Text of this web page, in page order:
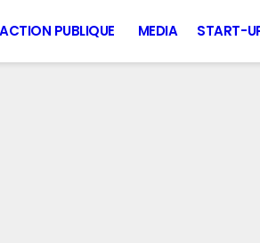
ACTION PUBLIQUE MEDIA START-